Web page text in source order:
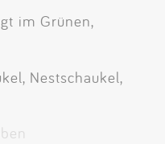
im Grünen,
Nestschaukel,